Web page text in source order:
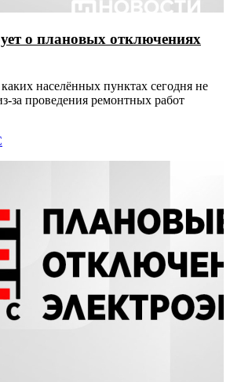
о плановых отключениях
населённых пунктах сегодня не
за проведения ремонтных работ